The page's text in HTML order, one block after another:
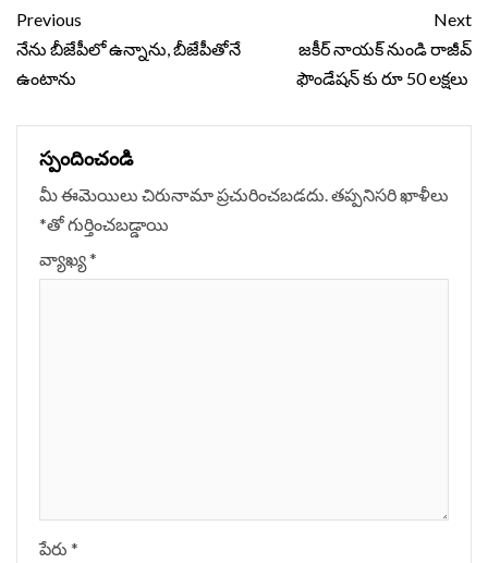
Continue
Reading
Previous
నేను బీజేపీలో ఉన్నాను, బీజేపీతోనే
ఉంటాను
Next
జకీర్ నాయక్ నుండి రాజీవ్
ఫౌండేషన్ కు రూ 50 లక్షలు
స్పందించండి
మీ ఈమెయిలు చిరునామా ప్రచురించబడదు. తప్పనిసరి ఖాళీలు
*‌తో గుర్తించబడ్డాయి
వ్యాఖ్య*
పేరు *